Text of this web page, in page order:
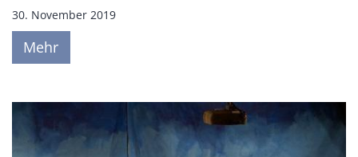
30. November 2019
Mehr